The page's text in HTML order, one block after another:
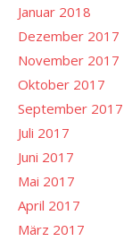
Januar 2018
Dezember 2017
November 2017
Oktober 2017
September 2017
Juli 2017
Juni 2017
Mai 2017
April 2017
März 2017